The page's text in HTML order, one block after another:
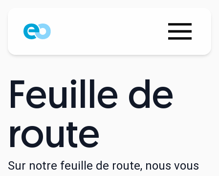
Feuille de
route
Sur notre feuille de route, nous vous